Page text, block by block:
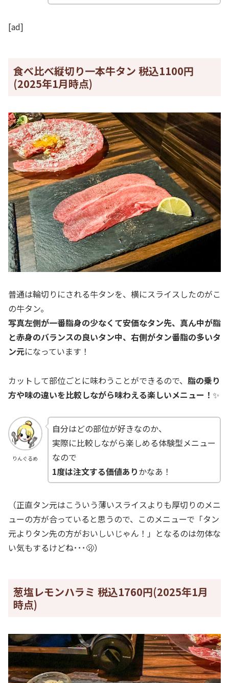
[ad]
食べ比べ縦切り一本牛タン 税込1100円
(2025年1月時点)
普通は輪切りにされる牛タンを、横にスライスしたのがこ
の牛タン。
写真左側が一番脂身の少なくて安価なタン先、真ん中が脂
と赤身のバランスの良いタン中、右側がタン番脂の多いタ
ン元になっています！
カットして部位ごとに味わうことができるので、 脂の乗り
方や味の違いを比較しながら味わえる楽しいメニュー！ ✨
りんぐるめ
自分はどの部位が好きなのか、
実際に比較しながら楽しめる体験型メニュー
なので
1度は注文する価値ありかなあ！
（正直タン元はこういう薄いスライスよりも厚切りのメニ
ューの方が合っていると思うので、このメニューで「タン
元よりタン先の方がおいしいじゃん！」となるのは勿体な
い気もするけどね･･･🫢）
葱塩レモンハラミ 税込1760円(2025年1月
時点)